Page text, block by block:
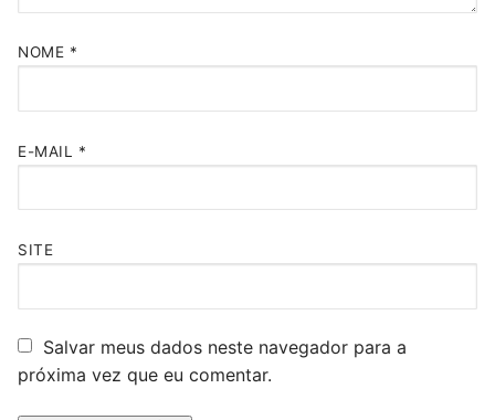
NOME *
E-MAIL *
SITE
Salvar meus dados neste navegador para a
próxima vez que eu comentar.